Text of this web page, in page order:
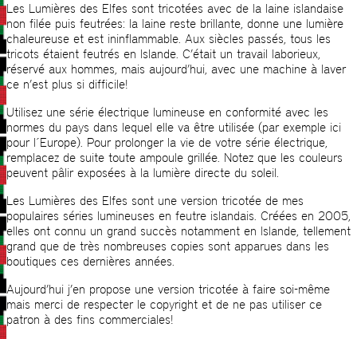
Les Lumières des Elfes sont tricotées avec de la laine islandaise
non filée puis feutrées: la laine reste brillante, donne une lumière
chaleureuse et est ininflammable. Aux siècles passés, tous les
tricots étaient feutrés en Islande. C’était un travail laborieux,
réservé aux hommes, mais aujourd’hui, avec une machine à laver
ce n’est plus si difficile!
Utilisez une série électrique lumineuse en conformité avec les
normes du pays dans lequel elle va être utilisée (par exemple ici
pour l´Europe). Pour prolonger la vie de votre série électrique,
remplacez de suite toute ampoule grillée. Notez que les couleurs
peuvent pâlir exposées à la lumière directe du soleil.
Les Lumières des Elfes sont une version tricotée de mes
populaires séries lumineuses en feutre islandais. Créées en 2005,
elles ont connu un grand succès notamment en Islande, tellement
grand que de très nombreuses copies sont apparues dans les
boutiques ces dernières années.
Aujourd’hui j’en propose une version tricotée à faire soi-même
mais merci de respecter le copyright et de ne pas utiliser ce
patron à des fins commerciales!